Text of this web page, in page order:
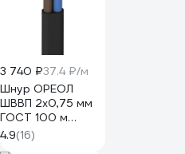
3 740 ₽37.4 ₽/м
Шнур ОРЕОЛ
ШВВП 2х0,75 мм
ГОСТ 100 м
черный 00-
00002304
4.9(16)